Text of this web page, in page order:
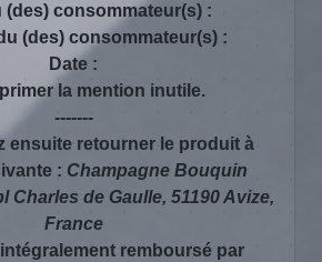
(des) consommateur(s) :
(des) consommateur(s) :
Date :
la mention inutile.
-------
ensuite retourner le produit à
: Champagne Bouquin
Charles de Gaulle, 51190 Avize,
France
remboursé par